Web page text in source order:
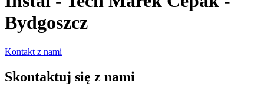
Bydgoszcz
Kontakt z nami
Skontaktuj się z nami